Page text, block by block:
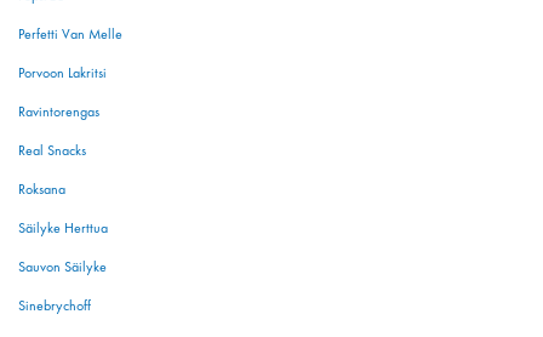
Perfetti Van Melle
Porvoon Lakritsi
Ravintorengas
Real Snacks
Roksana
Säilyke Herttua
Sauvon Säilyke
Sinebrychoff